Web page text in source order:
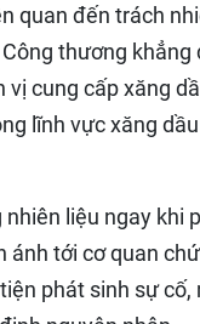
quan đến trách
thương
cung cấp xăng
lĩnh vực xăng
liệu ngay khi
tới cơ quan
phát sinh sự